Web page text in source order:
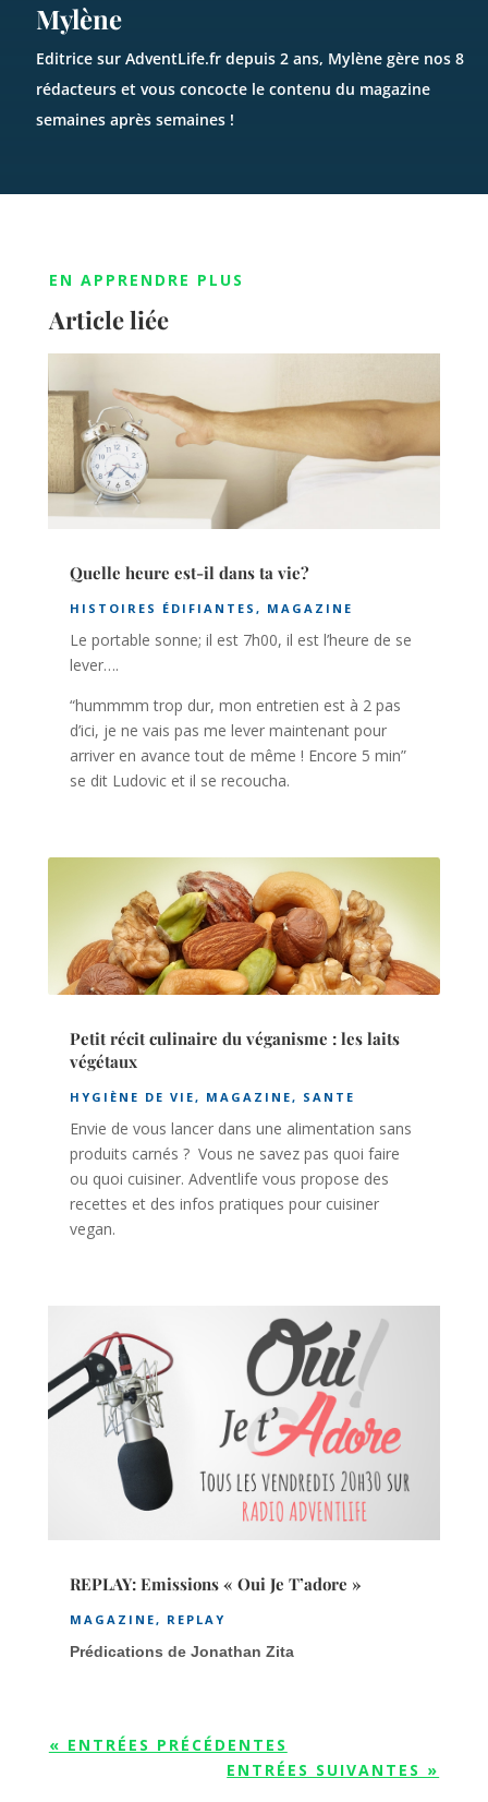
Mylène
Editrice sur AdventLife.fr depuis 2 ans, Mylène gère nos 8
rédacteurs et vous concocte le contenu du magazine
semaines après semaines !
EN APPRENDRE PLUS
Article liée
Quelle heure est-il dans ta vie?
HISTOIRES ÉDIFIANTES , MAGAZINE
Le portable sonne; il est 7h00, il est l’heure de se
lever….
“hummmm trop dur, mon entretien est à 2 pas
d’ici, je ne vais pas me lever maintenant pour
arriver en avance tout de même ! Encore 5 min”
se dit Ludovic et il se recoucha.
Petit récit culinaire du véganisme : les laits
végétaux
HYGIÈNE DE VIE, MAGAZINE, SANTE
Envie de vous lancer dans une alimentation sans
produits carnés ? Vous ne savez pas quoi faire
ou quoi cuisiner. Adventlife vous propose des
recettes et des infos pratiques pour cuisiner
vegan.
REPLAY: Emissions « Oui Je T’adore »
MAGAZINE, REPLAY
Prédications de Jonathan Zita
« ENTRÉES PRÉCÉDENTES
ENTRÉES SUIVANTES »